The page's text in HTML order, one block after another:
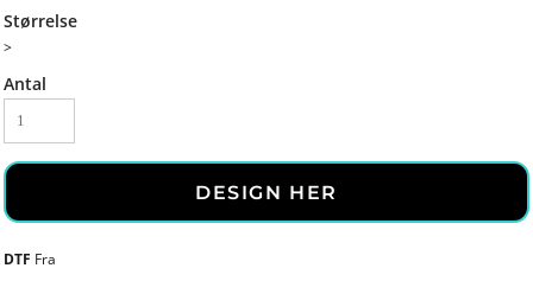
Størrelse
>
Antal
DESIGN HER
DTF Fra